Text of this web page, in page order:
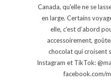
Canada, qu'elle ne se
en large. Certains
elle, c’est d’abord
accessoirement,
chocolat qui croisent
Instagram et TikTok:
facebook.com/